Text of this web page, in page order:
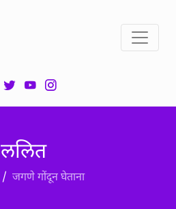
ललित
जगणे गोंदून घेताना